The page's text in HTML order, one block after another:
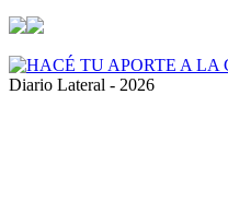
Diario Lateral - 2026